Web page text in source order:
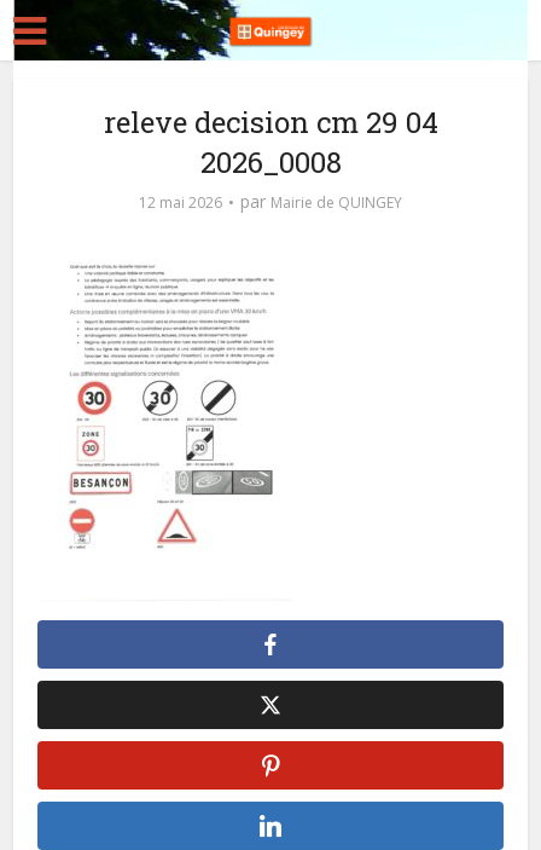
releve decision cm 29 04
2026_0008
12 mai 2026 par Mairie de QUINGEY